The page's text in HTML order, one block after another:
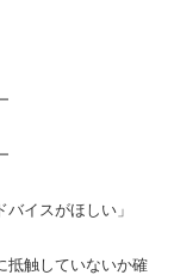
イスがほしい」
抵触していないか確